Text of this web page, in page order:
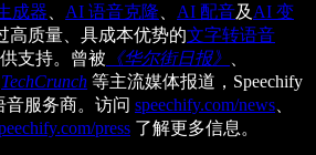
成器 AI 语音克隆 AI 配音及 AI 变
高质量、具成本优势的文字转语音
支持。曾被 《华尔街日报》
TechCrunch 等主流媒体报道，Speechify
音服务商。访问 speechify.com/news
press 了解更多信息。